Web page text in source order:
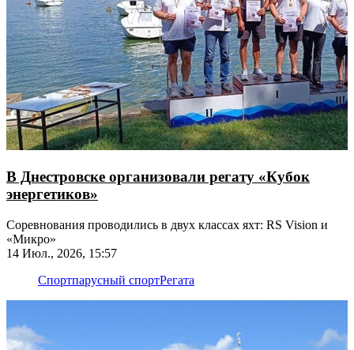
В Днестровске организовали регату «Кубок
энергетиков»
Соревнования проводились в двух классах яхт: RS Vision и
«Микро»
14 Июл., 2026, 15:57
Спортпарусный спортРегата